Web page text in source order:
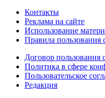
Контакты
Реклама на сайте
Использование
Правила пользования
Договор пользования
Политика в сфере
Пользовательское
Редакция